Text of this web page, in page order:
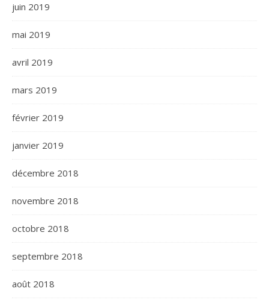
juin 2019
mai 2019
avril 2019
mars 2019
février 2019
janvier 2019
décembre 2018
novembre 2018
octobre 2018
septembre 2018
août 2018